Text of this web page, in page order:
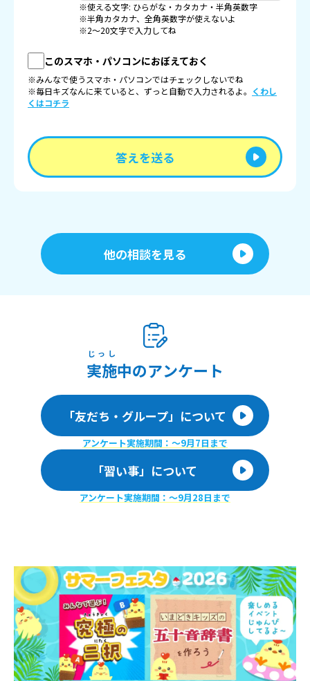
※使える文字: ひらがな・カタカナ・半角英数字
※半角カタカナ、全角英数字が使えないよ
※2〜20文字で入力してね
このスマホ・パソコンにおぼえておく
※みんなで使うスマホ・パソコンではチェックしないでね
※毎日キズなんに来ていると、ずっと自動で入力されるよ。 くわし
くはコチラ
答えを送る
他の相談を見る
実施
じっし
中のアンケート
「友だち・グループ」について
アンケート実施期間：〜9月7日まで
「習い事」について
アンケート実施期間：〜9月28日まで